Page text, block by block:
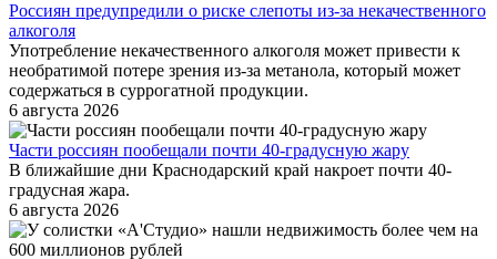
Россиян предупредили о риске слепоты из-за некачественного
алкоголя
Употребление некачественного алкоголя может привести к
необратимой потере зрения из-за метанола, который может
содержаться в суррогатной продукции.
6 августа 2026
Части россиян пообещали почти 40-градусную жару
В ближайшие дни Краснодарский край накроет почти 40-
градусная жара.
6 августа 2026